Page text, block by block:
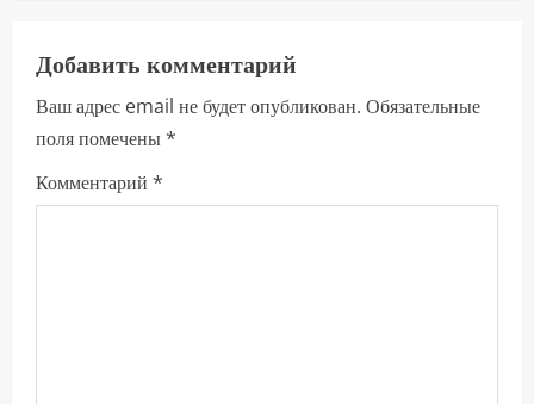
л
ж
и
т
Добавить комментарий
Ваш адрес email не будет опубликован. Обязательные
поля помечены*
Комментарий *